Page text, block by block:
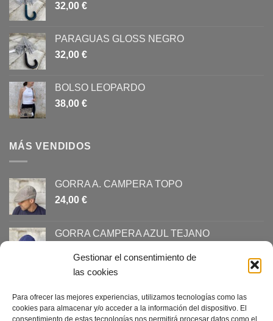
Gestionar el consentimiento de
las cookies
Para ofrecer las mejores experiencias, utilizamos tecnologías como las
cookies para almacenar y/o acceder a la información del dispositivo. El
32,00 €
PARAGUAS GLOSS NEGRO
32,00 €
BOLSO LEOPARDO
38,00 €
MÁS VENDIDOS
GORRA A. CAMPERA TOPO
24,00 €
GORRA CAMPERA AZUL TEJANO
26,00€